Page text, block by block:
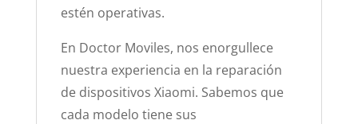
estén operativas.
En Doctor Moviles, nos enorgullece
nuestra experiencia en la reparación
de dispositivos Xiaomi. Sabemos que
cada modelo tiene sus